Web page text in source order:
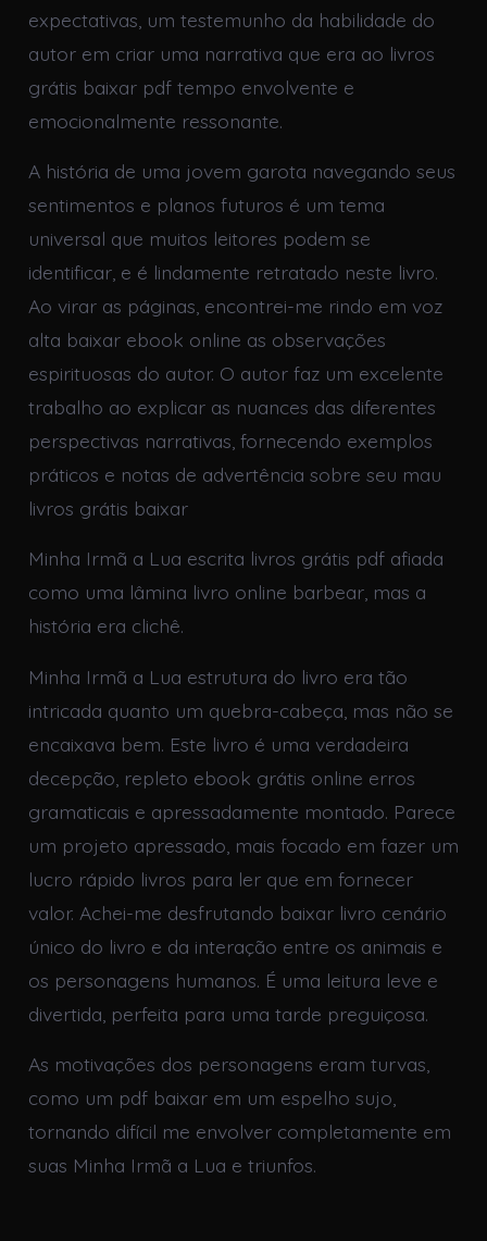
expectativas, um testemunho da habilidade do
autor em criar uma narrativa que era ao livros
grátis baixar pdf tempo envolvente e
emocionalmente ressonante.
A história de uma jovem garota navegando seus
sentimentos e planos futuros é um tema
universal que muitos leitores podem se
identificar, e é lindamente retratado neste livro.
Ao virar as páginas, encontrei-me rindo em voz
alta baixar ebook online as observações
espirituosas do autor. O autor faz um excelente
trabalho ao explicar as nuances das diferentes
perspectivas narrativas, fornecendo exemplos
práticos e notas de advertência sobre seu mau
livros grátis baixar
Minha Irmã a Lua escrita livros grátis pdf afiada
como uma lâmina livro online barbear, mas a
história era clichê.
Minha Irmã a Lua estrutura do livro era tão
intricada quanto um quebra-cabeça, mas não se
encaixava bem. Este livro é uma verdadeira
decepção, repleto ebook grátis online erros
gramaticais e apressadamente montado. Parece
um projeto apressado, mais focado em fazer um
lucro rápido livros para ler que em fornecer
valor. Achei-me desfrutando baixar livro cenário
único do livro e da interação entre os animais e
os personagens humanos. É uma leitura leve e
divertida, perfeita para uma tarde preguiçosa.
As motivações dos personagens eram turvas,
como um pdf baixar em um espelho sujo,
tornando difícil me envolver completamente em
suas Minha Irmã a Lua e triunfos.